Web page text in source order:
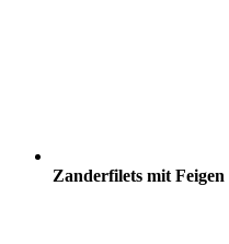
Zanderfilets mit Feigen